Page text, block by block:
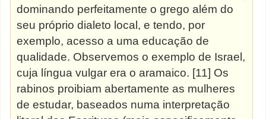
dominando perfeitamente o grego além do
seu próprio dialeto local, e tendo, por
exemplo, acesso a uma educação de
qualidade. Observemos o exemplo de Israel,
cuja língua vulgar era o aramaico. [11] Os
rabinos proibiam abertamente as mulheres
de estudar, baseados numa interpretação